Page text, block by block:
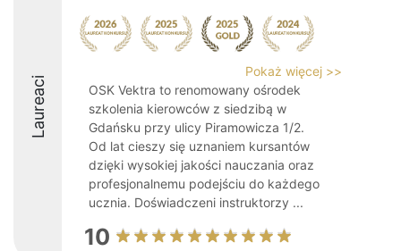
Laureaci
Pokaż więcej >>
OSK Vektra to renomowany ośrodek
szkolenia kierowców z siedzibą w
Gdańsku przy ulicy Piramowicza 1/2.
Od lat cieszy się uznaniem kursantów
dzięki wysokiej jakości nauczania oraz
profesjonalnemu podejściu do każdego
ucznia. Doświadczeni instruktorzy ...
10